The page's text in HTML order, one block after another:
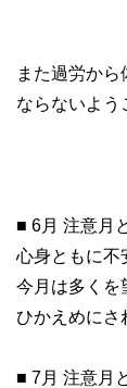
また過労から
ならないよう
■ 6月 注意月
心身ともに不
今月は多くを
ひかえめにさ
■ 7月 注意月